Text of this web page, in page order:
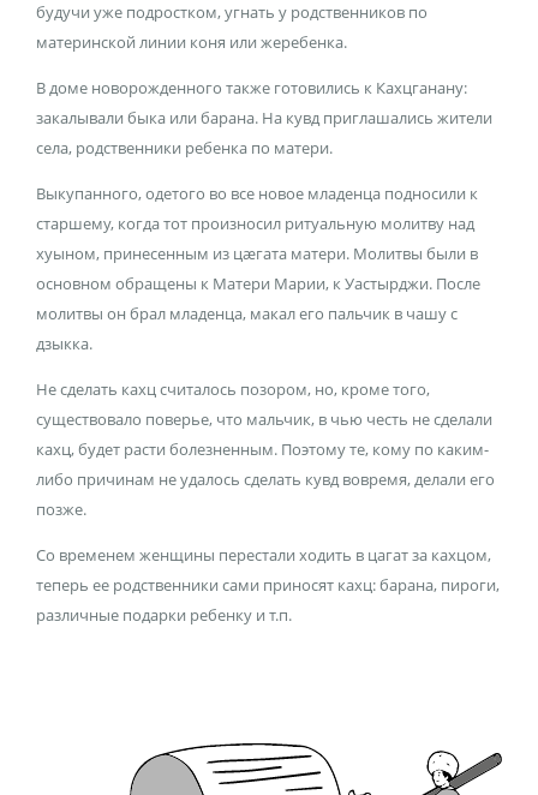
будучи уже подростком, угнать у родственников по
материнской линии коня или жеребенка.
В доме новорожденного также готовились к Кахцганану:
закалывали быка или барана. На кувд приглашались жители
села, родственники ребенка по матери.
Выкупанного, одетого во все новое младенца подносили к
старшему, когда тот произносил ритуальную молитву над
хуыном, принесенным из цæгата матери. Молитвы были в
основном обращены к Матери Марии, к Уастырджи. После
молитвы он брал младенца, макал его пальчик в чашу с
дзыкка.
Не сделать кахц считалось позором, но, кроме того,
существовало поверье, что мальчик, в чью честь не сделали
кахц, будет расти болезненным. Поэтому те, кому по каким-
либо причинам не удалось сделать кувд вовремя, делали его
позже.
Со временем женщины перестали ходить в цагат за кахцом,
теперь ее родственники сами приносят кахц: барана, пироги,
различные подарки ребенку и т.п.